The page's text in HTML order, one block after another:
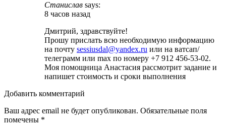
Станислав says:
8 часов назад
Дмитрий, здравствуйте!
Прошу прислать всю необходимую информацию
на почту sessiusdal@yandex.ru или на ватсап/
телеграмм или max по номеру +7 912 456-53-02.
Моя помощница Анастасия рассмотрит задание и
напишет стоимость и сроки выполнения
Добавить комментарий
Ваш адрес email не будет опубликован. Обязательные поля
помечены *